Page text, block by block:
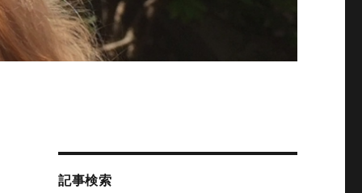
記事検索